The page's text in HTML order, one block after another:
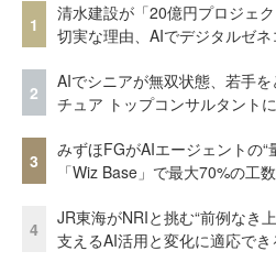
1
清水建設が「20億円プロジェ
切実な理由、AIでデジタルゼ
2
AIでシニアが無双状態、若手
チュア トップコンサルタント
3
みずほFGがAIエージェントの
「Wiz Base」で最大70%の工
4
JR東海がNRIと挑む“前例なき
支えるAI活用と変化に適応で